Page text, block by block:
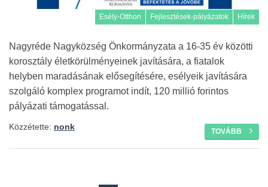
Esély-Otthon Fejlesztések-pályázatok Hírek
Nagyréde Nagyközség Önkormányzata a 16-35 év közötti
korosztály életkörülményeinek javítására, a fiatalok
helyben maradásának elősegítésére, esélyeik javítására
szolgáló komplex programot indít, 120 millió forintos
pályázati támogatással.
TOVÁBB
Közzétette: nonk